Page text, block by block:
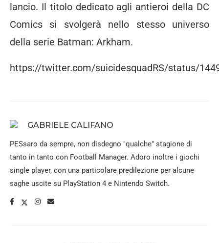
lancio. Il titolo dedicato agli antieroi della DC
Comics si svolgerà nello stesso universo
della serie Batman: Arkham.
https://twitter.com/suicidesquadRS/status/
GABRIELE CALIFANO
PESsaro da sempre, non disdegno "qualche" stagione di
tanto in tanto con Football Manager. Adoro inoltre i giochi
single player, con una particolare predilezione per alcune
saghe uscite su PlayStation 4 e Nintendo Switch.